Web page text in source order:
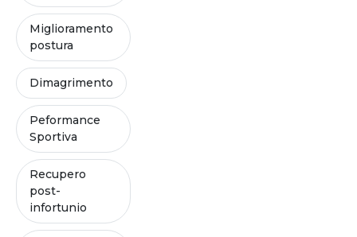
Miglioramento
postura
Dimagrimento
Peformance
Sportiva
Recupero
post-
infortunio